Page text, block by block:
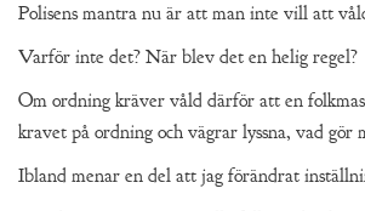
Polisens mantra nu är att man inte vill att
Varför inte det? När blev det en helig regel?
Om ordning kräver våld därför att en
kravet på ordning och vägrar lyssna, vad gör
Ibland menar en del att jag förändrat